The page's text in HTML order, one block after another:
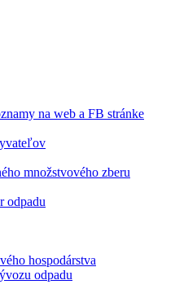
na web a FB stránke
množstvového zberu
odpadu
hospodárstva
odpadu